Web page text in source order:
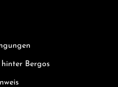
hinter Bergos